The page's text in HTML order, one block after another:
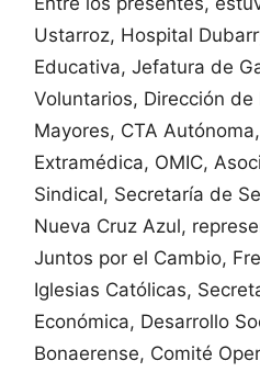
Ustarroz, Hospital
Educativa, Jefatura de
Voluntarios, Dirección
Mayores, CTA
Extramédica, OMIC,
Sindical, Secretaría de
Nueva Cruz Azul,
Juntos por el Cambio,
Iglesias Católicas,
Económica, Desarrollo
Bonaerense, Comité